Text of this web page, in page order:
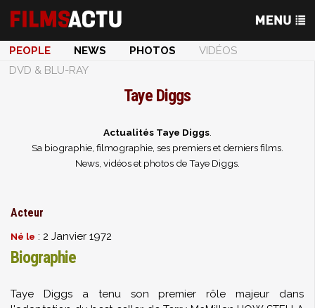
PEOPLE NEWS PHOTOS
VIDÉOS
DVD & BLU-RAY
Taye Diggs
Actualités Taye Diggs.
Sa biographie, filmographie, ses premiers et derniers films.
News, vidéos et photos de Taye Diggs.
Acteur
Né le : 2 Janvier 1972
Biographie
Taye Diggs a tenu son premier rôle majeur dans